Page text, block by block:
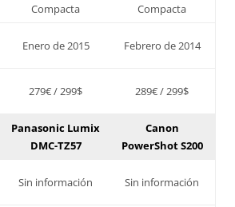
Compacta
Compacta
Enero de 2015 Febrero de 2014
279€ / 299$ 289€ / 299$
Panasonic Lumix
DMC-TZ57
Canon
PowerShot S200
Sin información Sin información